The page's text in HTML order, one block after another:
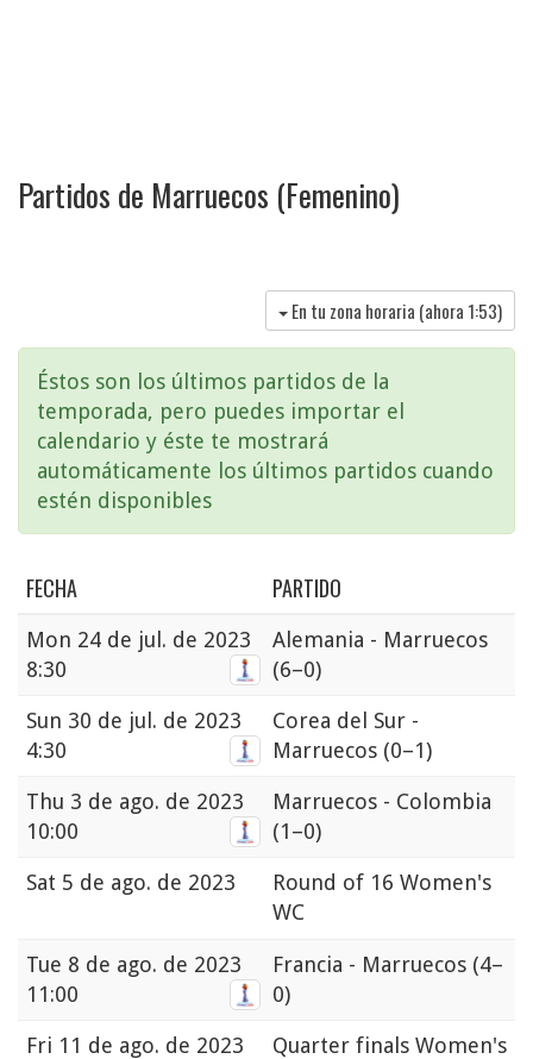
Partidos de Marruecos (Femenino)
En tu zona horaria (ahora 1:53)
Éstos son los últimos partidos de la
temporada, pero puedes importar el
calendario y éste te mostrará
automáticamente los últimos partidos cuando
estén disponibles
FECHA PARTIDO
Mon 24 de jul. de 2023
8:30
Alemania - Marruecos
(6–0)
Sun 30 de jul. de 2023
4:30
Corea del Sur -
Marruecos (0–1)
Thu 3 de ago. de 2023
10:00
Marruecos - Colombia
(1–0)
Sat 5 de ago. de 2023
Round of 16 Women's
WC
Tue 8 de ago. de 2023
11:00
Francia - Marruecos (4–
0)
Fri 11 de ago. de 2023 Quarter finals Women's